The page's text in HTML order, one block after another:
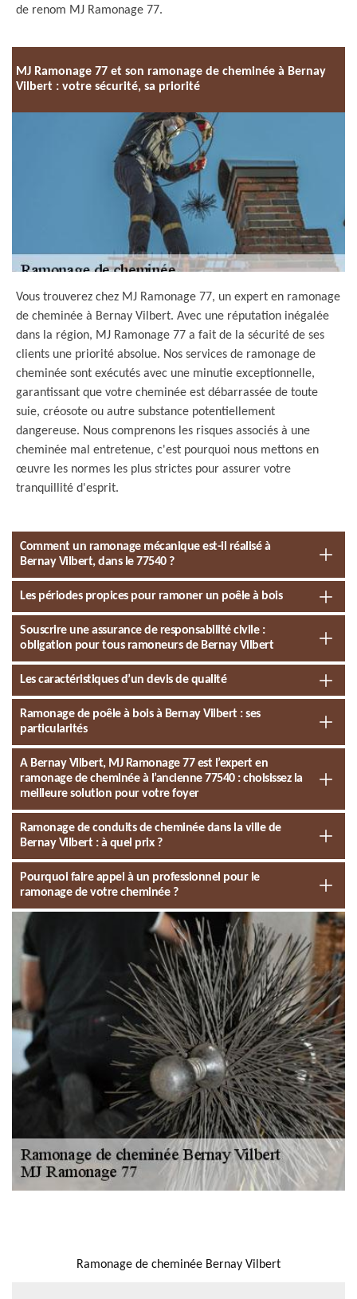
de renom MJ Ramonage 77.
MJ Ramonage 77 et son ramonage de cheminée à Bernay
Vilbert : votre sécurité, sa priorité
Vous trouverez chez MJ Ramonage 77, un expert en ramonage
de cheminée à Bernay Vilbert. Avec une réputation inégalée
dans la région, MJ Ramonage 77 a fait de la sécurité de ses
clients une priorité absolue. Nos services de ramonage de
cheminée sont exécutés avec une minutie exceptionnelle,
garantissant que votre cheminée est débarrassée de toute
suie, créosote ou autre substance potentiellement
dangereuse. Nous comprenons les risques associés à une
cheminée mal entretenue, c'est pourquoi nous mettons en
œuvre les normes les plus strictes pour assurer votre
tranquillité d'esprit.
Comment un ramonage mécanique est-il réalisé à
Bernay Vilbert, dans le 77540 ?
Les périodes propices pour ramoner un poêle à bois
Souscrire une assurance de responsabilité civile :
obligation pour tous ramoneurs de Bernay Vilbert
Les caractéristiques d’un devis de qualité
Ramonage de poêle à bois à Bernay Vilbert : ses
particularités
A Bernay Vilbert, MJ Ramonage 77 est l’expert en
ramonage de cheminée à l’ancienne 77540 : choisissez la
meilleure solution pour votre foyer
Ramonage de conduits de cheminée dans la ville de
Bernay Vilbert : à quel prix ?
Pourquoi faire appel à un professionnel pour le
ramonage de votre cheminée ?
Ramonage de cheminée Bernay Vilbert